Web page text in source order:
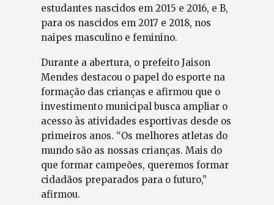
estudantes nascidos em 2015 e 2016, e B,
para os nascidos em 2017 e 2018, nos
naipes masculino e feminino.
Durante a abertura, o prefeito Jaison
Mendes destacou o papel do esporte na
formação das crianças e afirmou que o
investimento municipal busca ampliar o
acesso às atividades esportivas desde os
primeiros anos. “Os melhores atletas do
mundo são as nossas crianças. Mais do
que formar campeões, queremos formar
cidadãos preparados para o futuro,”
afirmou.